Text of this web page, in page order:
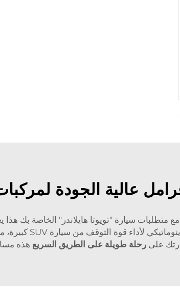
عالية الجودة لمركبات
متطلبات سيارة "تويوتا هايلاندر" الخاصة بك
على رحلة طويلة على الطريق السريع هذه